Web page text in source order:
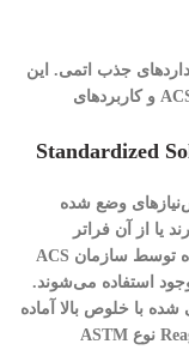
جذب اتمی. این
محلول‌ها برای استفاده در روش‌های ACS، USP، NF و کاربرد‌های
وضع شده
یا از آن فراتر
می‌روند. زمانی که خبری از ویژگی‌های وضع شده توسط سازمان ACS
استفاده می‌شوند.
با خلوص بالا آماده
می‌شوند که با پیش‌نیازهای برای آب گرید ۱ Reagent نوع ASTM